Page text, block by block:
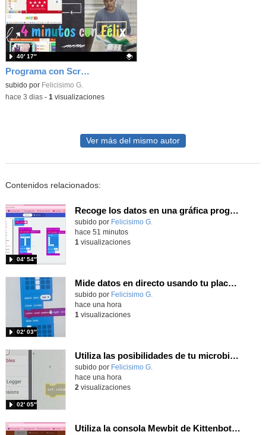
Programa con Scratch juegos con los partidos del mundial 2026 ganados por España
Contenido educativo.
subido por Felicisimo G.
40′ 17″
-hace 3 dias- 1 visualizaciones
Ver más del mismo autor
Contenidos relacionados:
Recoge los datos en una gráfica programando tu placa microbit con MakeCode y conoce la Tª y nivel de luz en este eclipse
Contenido educativo.
subido por Felicisimo G.
04′ 54″
hace 51 minutos
1 visualizaciones
Mide datos en directo usando tu placa microbit y programando con MakeCode dos placas conectadas por radio
Contenido educativo.
subido por Felicisimo G.
02′ 03″
hace una hora
1 visualizaciones
Utiliza las posibilidades de tu microbit programando com MakeCode para medir temperatura y nivel de luz con Datalogger
Contenido educativo.
subido por Felicisimo G.
02′ 05″
hace una hora
2 visualizaciones
Utiliza la consola Mewbit de Kittenbot para llevar tus juegos arcade de MakeCode a tu mano